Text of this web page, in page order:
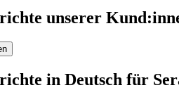
unserer
in Deutsch für